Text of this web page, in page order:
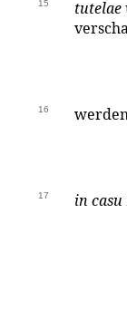
15 tutelae
16
17 in